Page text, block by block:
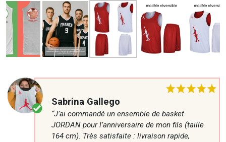
Sabrina Gallego
“J’ai commandé un ensemble de basket
JORDAN pour l’anniversaire de mon fils (taille
164 cm). Très satisfaite : livraison rapide,